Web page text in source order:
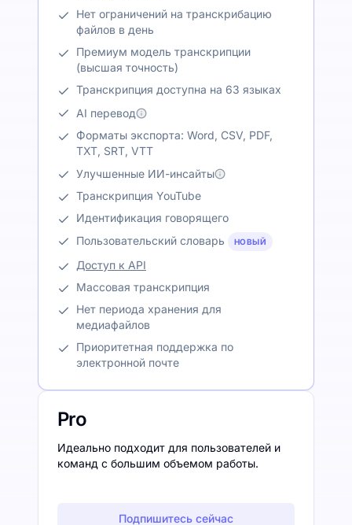
Нет ограничений на транскрибацию
файлов в день
Премиум модель транскрипции
(высшая точность)
Транскрипция доступна на 63 языках
AI перевод
Форматы экспорта: Word, CSV, PDF,
TXT, SRT, VTT
Улучшенные ИИ-инсайты
Транскрипция YouTube
Идентификация говорящего
Пользовательский словарь
НОВЫЙ
Доступ к API
Массовая транскрипция
Нет периода хранения для
медиафайлов
Приоритетная поддержка по
электронной почте
Pro
Идеально подходит для пользователей и
команд с большим объемом работы.
Подпишитесь сейчас